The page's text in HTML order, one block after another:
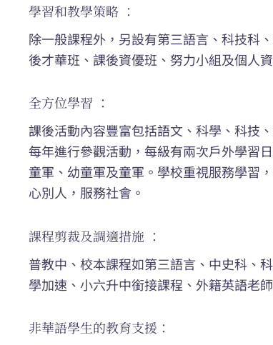
學習和教學策略 ：
除一般課程外，另設有第三語言、科技科
後才華班、課後資優班、努力小組及個人
全方位學習 ：
課後活動內容豐富包括語文、科學、科技
每年進行參觀活動，每級有兩次戶外學習
童軍、幼童軍及童軍。學校重視服務學習
心別人，服務社會。
課程剪裁及調適措施 ：
普教中、校本課程如第三語言、中史科、
學加速、小六升中銜接課程、外籍英語老
非華語學生的教育支援：